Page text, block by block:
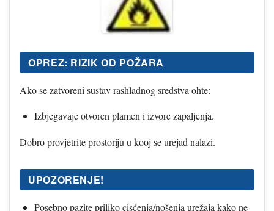
OPREZ: RIZIK OD POŽARA
Ako se zatvoreni sustav rashladnog sredstva ohte:
Izbjegavaje otvoren plamen i izvore zapaljenja.
Dobro provjetrite prostoriju u kooj se urejad nalazi.
UPOZORENJE!
Posebno pazite priliko cisćenja/nošenja urežaja kako ne